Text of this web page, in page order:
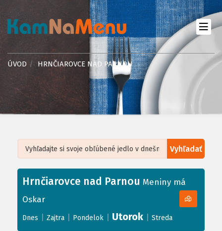
ÚVOD HRNČIAROVCE NAD PARNOU
Vyhľadať
+
−
Leaflet| ©OpenStreetMap, Tiles courtesy ofHumanitarian OpenStreetMap
Hrnčiarovce nad Parnou Meniny má
Oskar
Dnes Zajtra Pondelok Utorok Streda